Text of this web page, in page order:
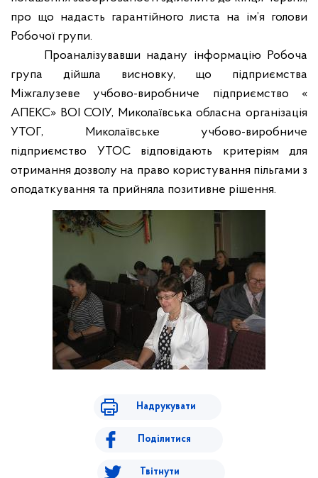
про що надасть гарантійного листа на ім’я голови
Робочої групи.
Проаналізувавши надану інформацію Робоча
група дійшла висновку, що підприємства
Міжгалузеве учбово-виробниче підприємство «
АПЕКС» ВОІ СОІУ, Миколаївська обласна організація
УТОГ, Миколаївське учбово-виробниче
підприємство УТОС відповідають критеріям для
отримання дозволу на право користування пільгами з
оподаткування та прийняла позитивне рішення.
Надрукувати
Поділитися
Твітнути